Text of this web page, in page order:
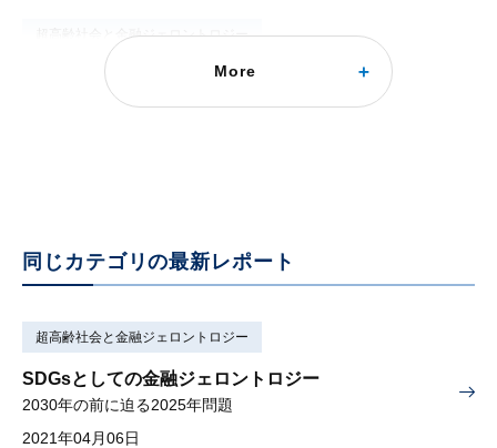
超高齢社会と金融ジェロントロジー
高齢者の資産枯渇リスク
「資産形成」だけでなく、「資産取り崩し」の議論も重要
More
同じカテゴリの最新レポート
超高齢社会と金融ジェロントロジー
SDGsとしての金融ジェロントロジー
2030年の前に迫る2025年問題
2021年04月06日